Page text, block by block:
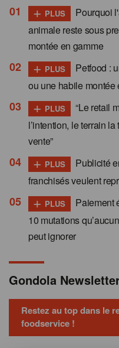
+ PLUS
Pourquoi
animale reste sous
montée en gamme
+ PLUS
Petfood :
ou une habile montée
+ PLUS
“Le retail
l’intention, le terrain
vente”
+ PLUS
Publicité
franchisés veulent
+ PLUS
Paiement
10 mutations
peut ignorer
Gondola
Restez au top dans le
foodservice !